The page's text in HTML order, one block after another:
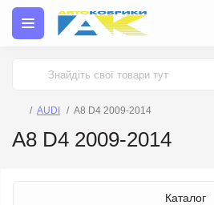
AUDI A8 D4 2009-2014
A8 D4 2009-2014
Каталог